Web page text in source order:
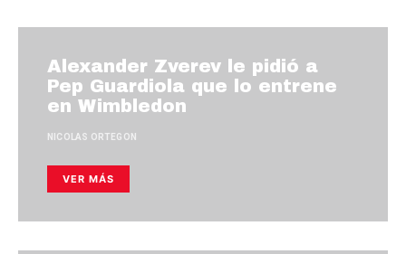
Alexander Zverev le pidió a
Pep Guardiola que lo entrene
en Wimbledon
NICOLAS ORTEGON
VER MÁS